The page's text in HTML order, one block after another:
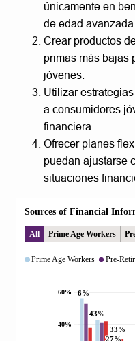
únicamente en
de edad avanzada.
Crear productos
primas más bajas
jóvenes.
Utilizar
a consumidores
financiera.
Ofrecer planes
puedan ajustarse
situaciones